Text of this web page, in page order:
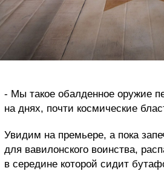
- Мы такое обалденное оружие
на днях, почти космические
Увидим на премьере, а пока
для вавилонского воинства,
в середине которой сидит